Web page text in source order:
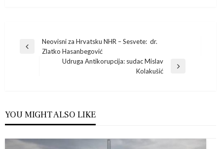
Navigacija
Previous
Neovisni za Hrvatsku NHR – Sesvete: dr.
Zlatko Hasanbegović
Udruga Antikorupcija: sudac Mislav
Kolakušić
YOU MIGHT ALSO LIKE